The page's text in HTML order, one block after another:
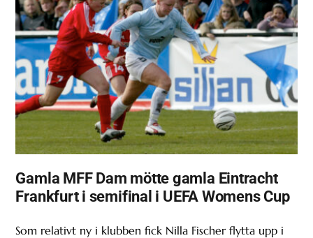
Gamla MFF Dam mötte gamla Eintracht
Frankfurt i semifinal i UEFA Womens Cup
Som relativt ny i klubben fick Nilla Fischer flytta upp i